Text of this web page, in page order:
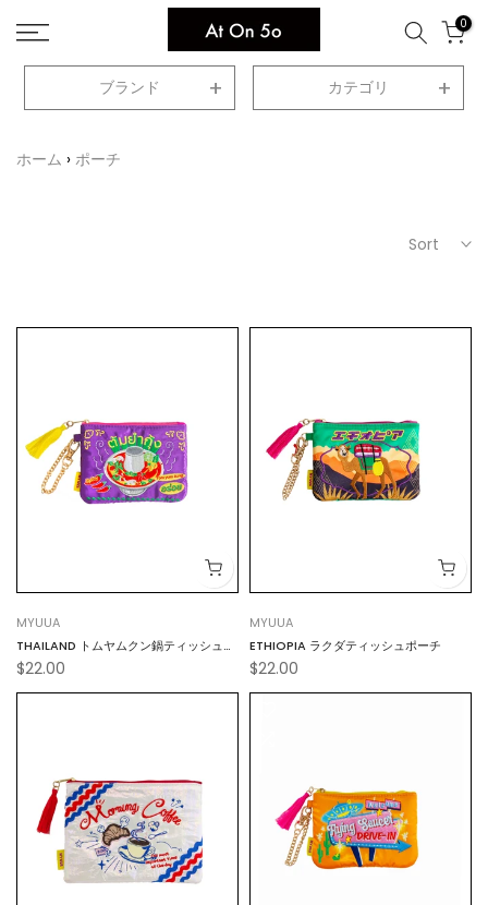
Skip
to
content
0
ブランド カテゴリ
ホーム ポーチ
Sort
MYUUA
THAILAND トムヤムクン鍋ティッシュポ
ーチ
$22.00
MYUUA
ETHIOPIA ラクダティッシュポーチ
$22.00